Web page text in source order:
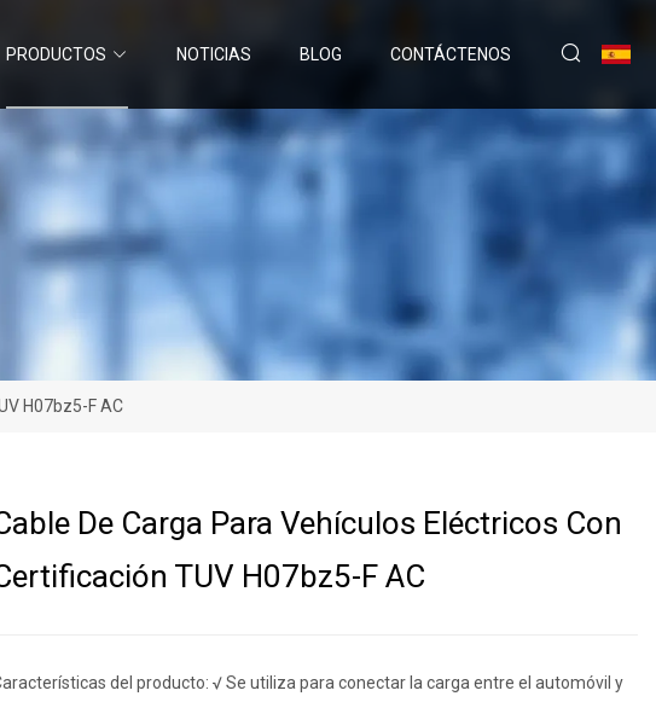
PRODUCTOS NOTICIAS BLOG CONTÁCTENOS
H07bz5-F AC
De Carga Para Vehículos Eléctricos Con
TUV H07bz5-F AC
del producto: √ Se utiliza para conectar la carga entre el automóvil y